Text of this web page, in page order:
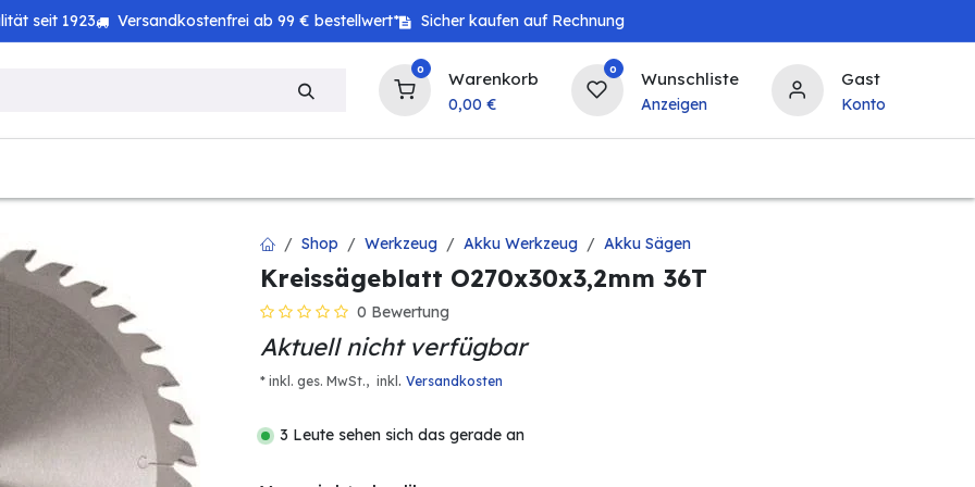
seit 1923 Versandkostenfrei ab 99 € bestellwert* Sicher kaufen auf Rechnung
0 Warenkorb
0,00 €
0 Wunschliste
Anzeigen
Gast
Konto
Shop Werkzeug Akku Werkzeug Akku Sägen
Kreissägeblatt O270x30x3,2mm 36T
0 Bewertung
Aktuell nicht verfügbar
* inkl. ges. MwSt., inkl . Versandkosten
3 Leute sehen sich das gerade an